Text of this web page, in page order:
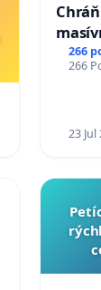
266
266
23 Jul